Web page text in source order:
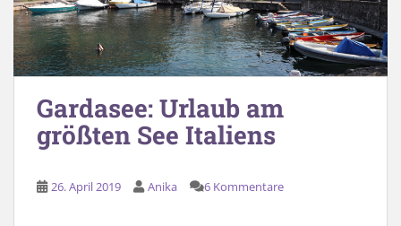
Gardasee: Urlaub am
größten See Italiens
26. April 2019 Anika 6 Kommentare